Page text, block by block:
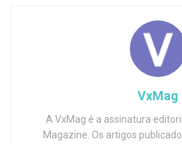
VxMag
A VxMag é a assinatura
Magazine. Os artigos